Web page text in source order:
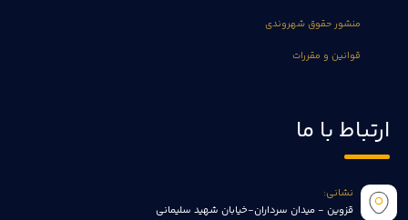
منشور حقوق شهروندی
قوانین و مقررات
ارتباط با ما
نشانی:
قزوین - میدان سرداران-خیابان شهید سلیمانی